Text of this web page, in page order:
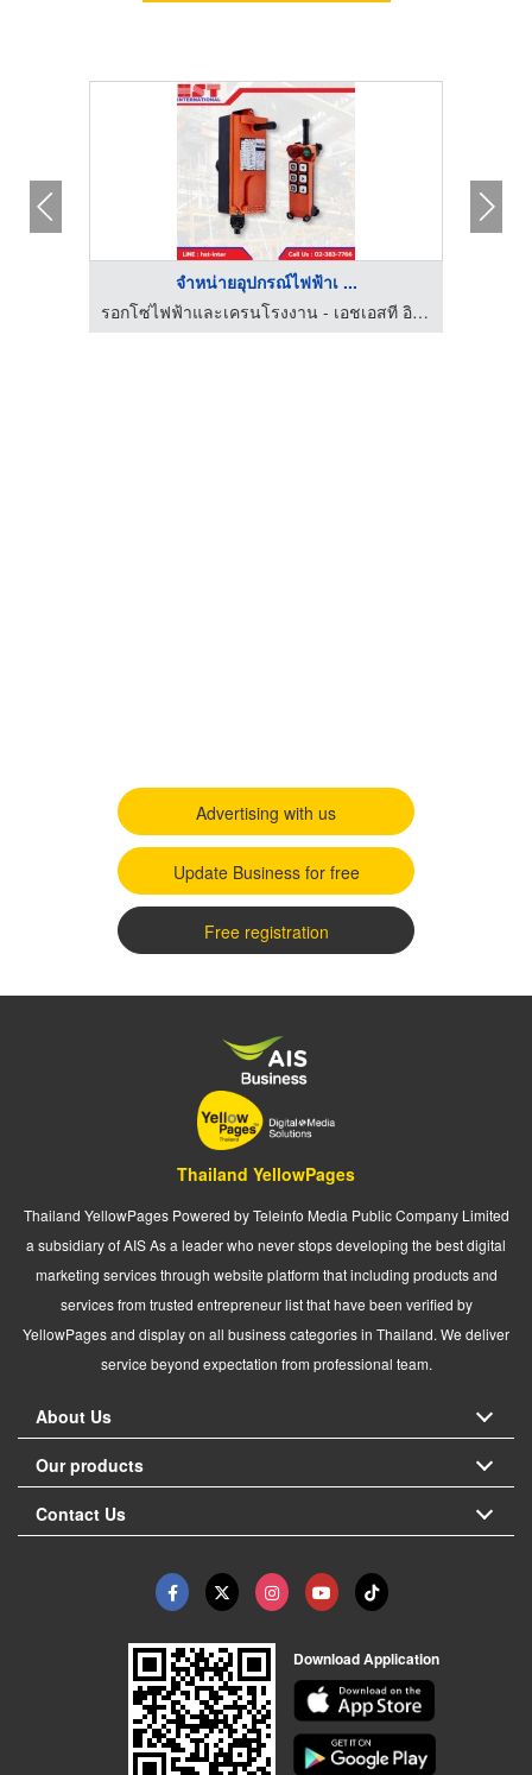
จำหน่ายอุปกรณ์ไฟฟ้าเ ...
รอกโซ่ไฟฟ้าและเครนโรงงาน - เอชเอสที อินเตอร์เนชั่นแนล
Advertising with us
Update Business for free
Free registration
Thailand YellowPages
Thailand YellowPages Powered by Teleinfo Media Public Company Limited
a subsidiary of AIS As a leader who never stops developing the best digital
marketing services through website platform that including products and
services from trusted entrepreneur list that have been verified by
YellowPages and display on all business categories in Thailand. We deliver
service beyond expectation from professional team.
About Us
Our products
Contact Us
Download Application